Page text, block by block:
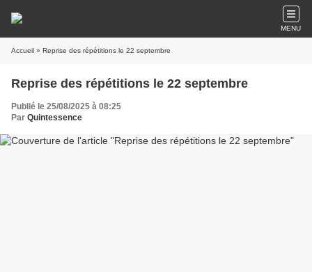
MENU
Accueil » Reprise des répétitions le 22 septembre
Reprise des répétitions le 22 septembre
Publié le 25/08/2025 à 08:25
Par Quintessence